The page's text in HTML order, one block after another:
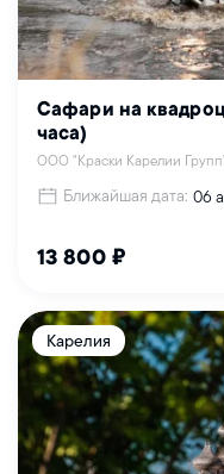
Сафари на
часа)
ООО "Краски Карелии
Ближайшая дата: 06
13 800 ₽
Карелия